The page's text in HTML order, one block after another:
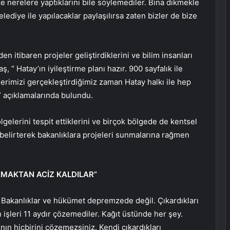
nerelere yaptıklarını bile söylemediler. Bina dikmekle
ile yapılacaklar paylaşılırsa zaten bizler de bize
itibaren projeler geliştirdiklerini ve bilim insanları
Hatay’ın iyileştirme planı hazır. 900 sayfalık ile
gerçekleştirdiğimiz zaman Hatay halkı ile hep
bulundu.
tespit ettiklerini ve birçok bölgede de kentsel
bakanlıklara projeleri sunmalarına rağmen
ACİZ KALDILAR”
ve hükümet depremzede değil. Çıkardıkları
11 aydır çözemediler. Kağıt üstünde her şey.
hiçbirini çözemezsiniz. Kendi çıkardıkları